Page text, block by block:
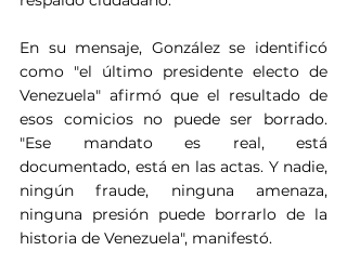
En su mensaje, González se identificó
como "el último presidente electo de
Venezuela" afirmó que el resultado de
esos comicios no puede ser borrado.
"Ese mandato es real, está
documentado, está en las actas. Y nadie,
ningún fraude, ninguna amenaza,
ninguna presión puede borrarlo de la
historia de Venezuela", manifestó.